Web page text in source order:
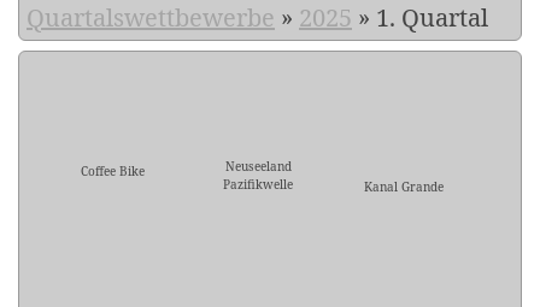
Quartalswettbewerbe » 2025 » 1. Quartal
Coffee Bike
Neuseeland
Pazifikwelle
Kanal Grande